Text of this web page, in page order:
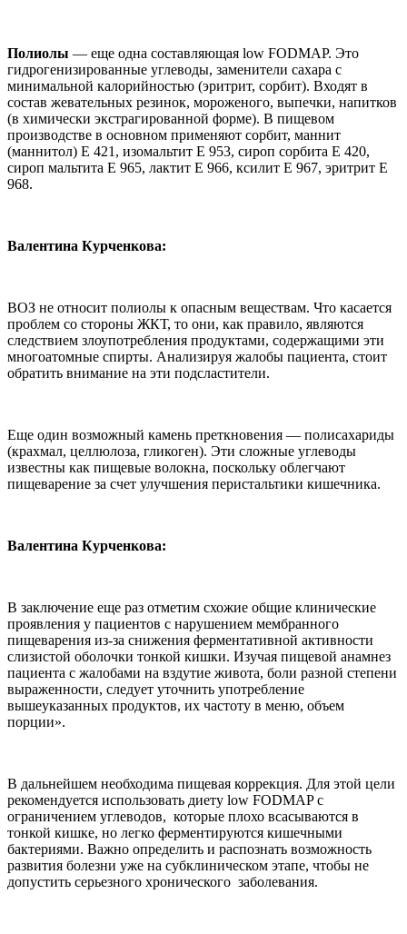
Полиолы — еще одна составляющая low FODMAP. Это
гидрогенизированные углеводы, заменители сахара с
минимальной калорийностью (эритрит, сорбит). Входят в
состав жевательных резинок, мороженого, выпечки, напитков
(в химически экстрагированной форме). В пищевом
производстве в основном применяют сорбит, маннит
(маннитол) Е 421, изомальтит Е 953, сироп сорбита Е 420,
сироп мальтита Е 965, лактит Е 966, ксилит Е 967, эритрит Е
968.
Валентина Курченкова:
ВОЗ не относит полиолы к опасным веществам. Что касается
проблем со стороны ЖКТ, то они, как правило, являются
следствием злоупотребления продуктами, содержащими эти
многоатомные спирты. Анализируя жалобы пациента, стоит
обратить внимание на эти подсластители.
Еще один возможный камень преткновения — полисахариды
(крахмал, целлюлоза, гликоген). Эти сложные углеводы
известны как пищевые волокна, поскольку облегчают
пищеварение за счет улучшения перистальтики кишечника.
Валентина Курченкова:
В заключение еще раз отметим схожие общие клинические
проявления у пациентов с нарушением мембранного
пищеварения из-за снижения ферментативной активности
слизистой оболочки тонкой кишки. Изучая пищевой анамнез
пациента с жалобами на вздутие живота, боли разной степени
выраженности, следует уточнить употребление
вышеуказанных продуктов, их частоту в меню, объем
порции».
В дальнейшем необходима пищевая коррекция. Для этой цели
рекомендуется использовать диету low FODMAP с
ограничением углеводов, которые плохо всасываются в
тонкой кишке, но легко ферментируются кишечными
бактериями. Важно определить и распознать возможность
развития болезни уже на субклиническом этапе, чтобы не
допустить серьезного хронического заболевания.